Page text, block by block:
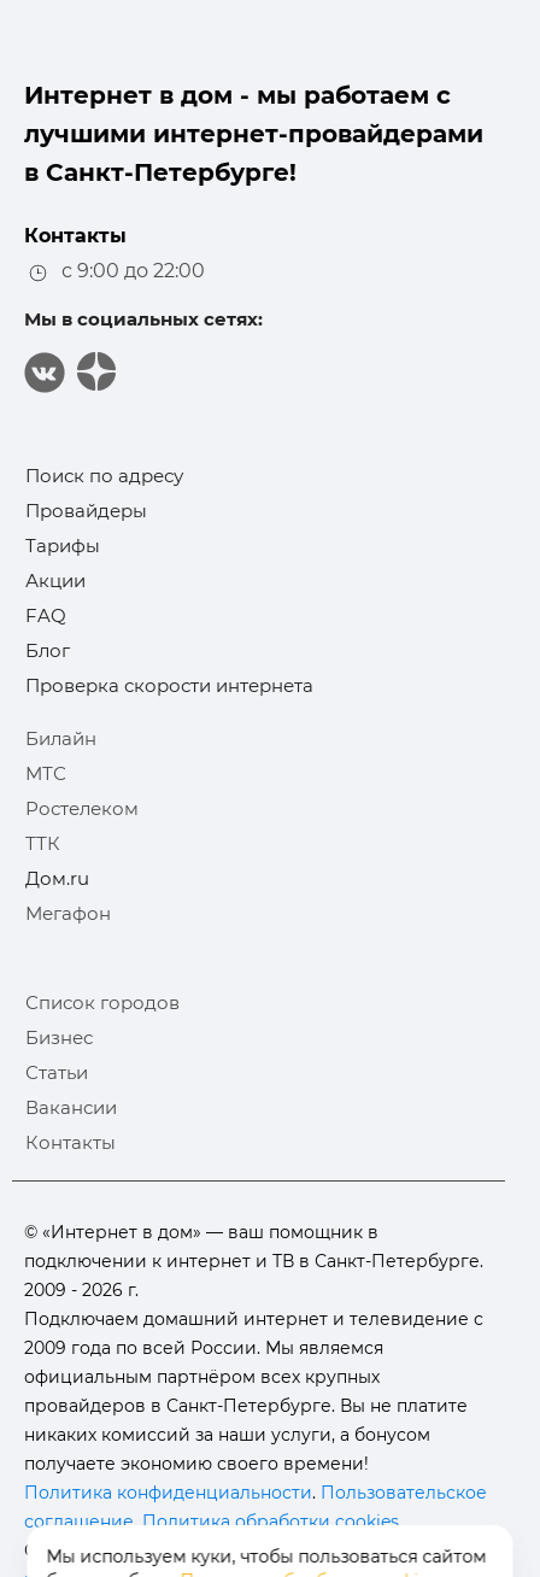
Интернет в дом - мы работаем с
лучшими интернет-провайдерами
в Санкт-Петербурге!
Контакты
с 9:00 до 22:00
Мы в социальных сетях:
Поиск по адресу
Провайдеры
Тарифы
Акции
FAQ
Блог
Проверка скорости интернета
Билайн
МТС
Ростелеком
ТТК
Дом.ru
Мегафон
Список городов
Бизнес
Статьи
Вакансии
Контакты
© «Интернет в дом» — ваш помощник в
подключении к интернет и ТВ в Санкт-Петербурге.
2009 - 2026 г.
Подключаем домашний интернет и телевидение с
2009 года по всей России. Мы являемся
официальным партнёром всех крупных
провайдеров в Санкт-Петербурге. Вы не платите
никаких комиссий за наши услуги, а бонусом
получаете экономию своего времени!
Политика конфиденциальности. Пользовательское
соглашение Политика обработки cookies
Отписаться от полученияинформационных
Мы используем куки, чтобы пользоваться сайтом